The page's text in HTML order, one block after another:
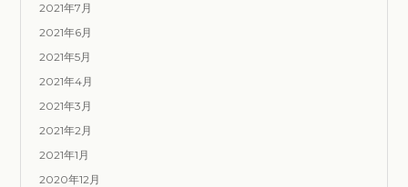
2021年7月
2021年6月
2021年5月
2021年4月
2021年3月
2021年2月
2021年1月
2020年12月